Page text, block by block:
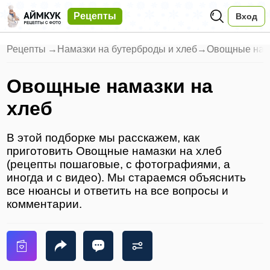
Рецепты Вход
Рецепты → Намазки на бутерброды и хлеб→Овощные
Овощные намазки на
хлеб
В этой подборке мы расскажем, как
приготовить Овощные намазки на хлеб
(рецепты пошаговые, с фотографиями, а
иногда и с видео). Мы стараемся объяснить
все нюансы и ответить на все вопросы и
комментарии.